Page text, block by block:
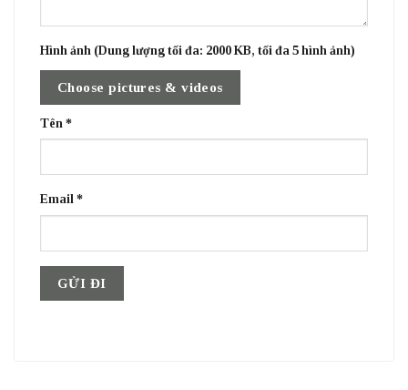
Hình ảnh (Dung lượng tối đa: 2000 KB, tối đa 5 hình ảnh)
Choose pictures & videos
Tên *
Email *